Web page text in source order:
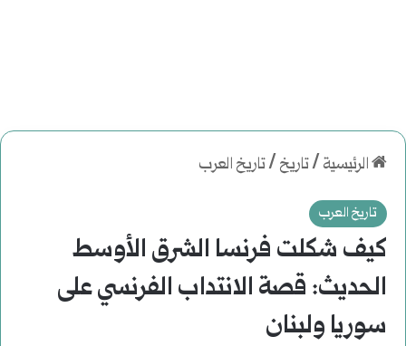
الرئيسية /تاريخ /تاريخ العرب
تاريخ العرب
كيف شكلت فرنسا الشرق الأوسط
الحديث: قصة الانتداب الفرنسي على
سوريا ولبنان